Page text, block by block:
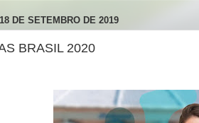
DE SETEMBRO DE 2019
BRASIL 2020